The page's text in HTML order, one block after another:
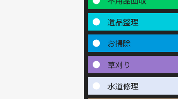
遺品整理
お掃除
草刈り
水道修理